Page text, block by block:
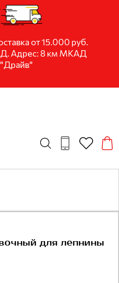
от 15.000 руб.
Адрес: 8 км МКАД
для лепнины